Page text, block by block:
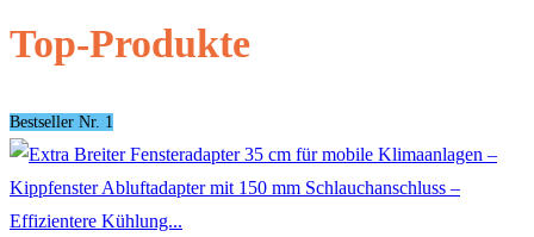
Top-Produkte
Bestseller Nr. 1